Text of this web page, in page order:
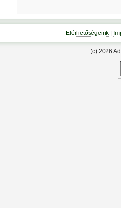
Elérhetőségeink|
(c) 2026